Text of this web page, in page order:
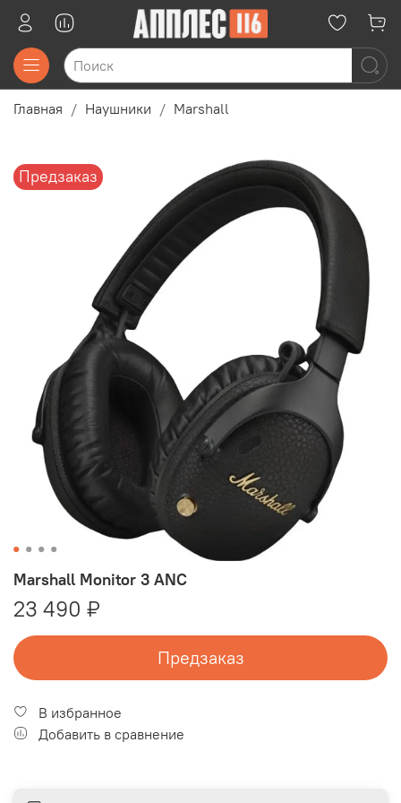
Главная Наушники Marshall
Предзаказ
Marshall Monitor 3 ANC
23 490 ₽
Предзаказ
В избранное
Добавить в сравнение